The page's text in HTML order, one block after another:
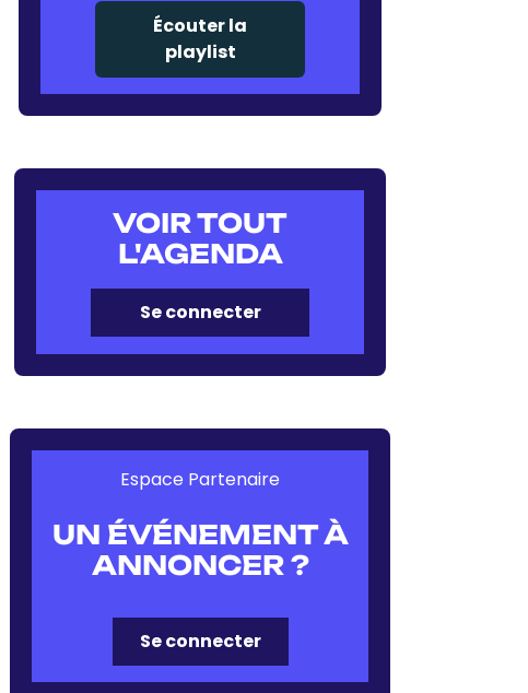
Écouter la
playlist
VOIR TOUT
L'AGENDA
Se connecter
Espace Partenaire
UN ÉVÉNEMENT À
ANNONCER ?
Se connecter